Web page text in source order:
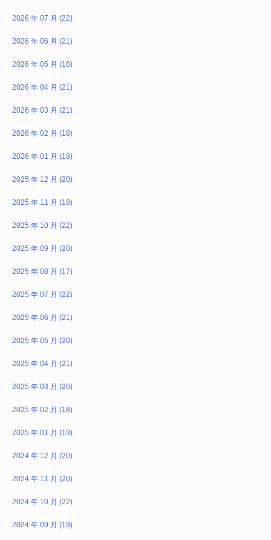
2026 年 07 月 (22)
2026 年 06 月 (21)
2026 年 05 月 (18)
2026 年 04 月 (21)
2026 年 03 月 (21)
2026 年 02 月 (18)
2026 年 01 月 (19)
2025 年 12 月 (20)
2025 年 11 月 (18)
2025 年 10 月 (22)
2025 年 09 月 (20)
2025 年 08 月 (17)
2025 年 07 月 (22)
2025 年 06 月 (21)
2025 年 05 月 (20)
2025 年 04 月 (21)
2025 年 03 月 (20)
2025 年 02 月 (18)
2025 年 01 月 (19)
2024 年 12 月 (20)
2024 年 11 月 (20)
2024 年 10 月 (22)
2024 年 09 月 (19)